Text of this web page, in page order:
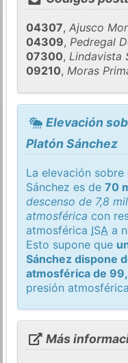
04307,Ajusco
04309,Pedregal
07300,Lindavista
09210,Moras
Elevación
Platón Sánchez
La elevación
Sánchez es de70
descenso de 7,8
atmosférica con
atmosférica ISA a
Esto supone que
Sánchez dispone
atmosférica de
presión
Más